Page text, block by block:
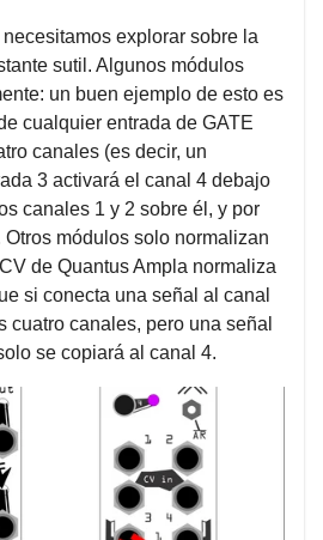
explorar sobre la
sutil. Algunos módulos
un buen ejemplo de esto es
cualquier entrada de GATE
canales (es decir, un
3 activará el canal 4 debajo
canales 1 y 2 sobre él, y por
módulos solo normalizan
de Quantus Ampla normaliza
si conecta una señal al canal
cuatro canales, pero una señal
se copiará al canal 4.